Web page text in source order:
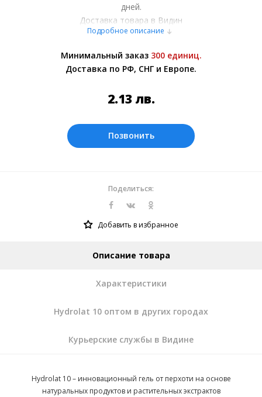
дней.
Доставка товара в Видин
осуществляется курьерскими службами
Более подробно при обсуждении заказа с
менеджером.
сайте представлены по курсу ЦБ РФ на
0.269175 лв.
Подробное описание
Минимальный заказ 300 единиц.
Доставка по РФ, СНГ и Европе.
2.13 лв.
Позвонить
Поделиться:
Добавить в избранное
Описание товара
Характеристики
Hydrolat 10 оптом в других городах
Курьерские службы в Видине
Hydrolat 10 – инновационный гель от перхоти на основе
натуральных продуктов и растительных экстрактов